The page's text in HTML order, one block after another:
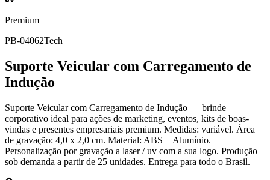
Premium
PB-04062Tech
Suporte Veicular com Carregamento de
Indução
Suporte Veicular com Carregamento de Indução — brinde
corporativo ideal para ações de marketing, eventos, kits de boas-
vindas e presentes empresariais premium. Medidas: variável. Área
de gravação: 4,0 x 2,0 cm. Material: ABS + Alumínio.
Personalização por gravação a laser / uv com a sua logo. Produção
sob demanda a partir de 25 unidades. Entrega para todo o Brasil.